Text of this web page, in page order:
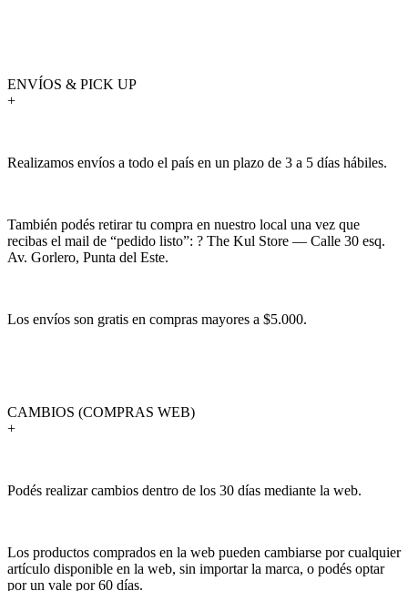
ENVÍOS & PICK UP
+
Realizamos envíos a todo el país en un plazo de 3 a 5 días hábiles.
También podés retirar tu compra en nuestro local una vez que
recibas el mail de “pedido listo”: ? The Kul Store — Calle 30 esq.
Av. Gorlero, Punta del Este.
Los envíos son gratis en compras mayores a $5.000.
CAMBIOS (COMPRAS WEB)
+
Podés realizar cambios dentro de los 30 días mediante la web.
Los productos comprados en la web pueden cambiarse por cualquier
artículo disponible en la web, sin importar la marca, o podés optar
por un vale por 60 días.